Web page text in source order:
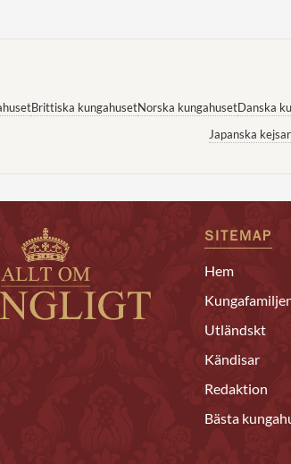
Brittiska kungahusetNorska kungahusetDanska
Japanska
SITEMAP
Hem
Utländskt
Kändisar
Redaktion
Bästa